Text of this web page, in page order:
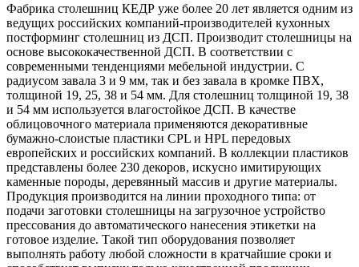
Фабрика столешниц КЕДР уже более 20 лет является одним из
ведущих российских компаний-производителей кухонных
постформинг столешниц из ДСП. Производит столешницы на
основе высококачественной ДСП. В соответствии с
современными тенденциями мебельной индустрии. С
радиусом завала 3 и 9 мм, так и без завала в кромке ПВХ,
толщиной 19, 25, 38 и 54 мм. Для столешниц толщиной 19, 38
и 54 мм используется влагостойкое ДСП. В качестве
облицовочного материала применяются декоративные
бумажно-слоистые пластики CPL и HPL передовых
европейских и российских компаний. В коллекции пластиков
представлены более 230 декоров, искусно имитирующих
каменные породы, деревянный массив и другие материалы.
Продукция производится на линии проходного типа: от
подачи заготовки столешницы на загрузочное устройство
прессования до автоматического нанесения этикетки на
готовое изделие. Такой тип оборудования позволяет
выполнять работу любой сложности в кратчайшие сроки и